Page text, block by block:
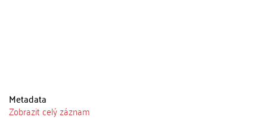
Metadata
Zobrazit celý záznam